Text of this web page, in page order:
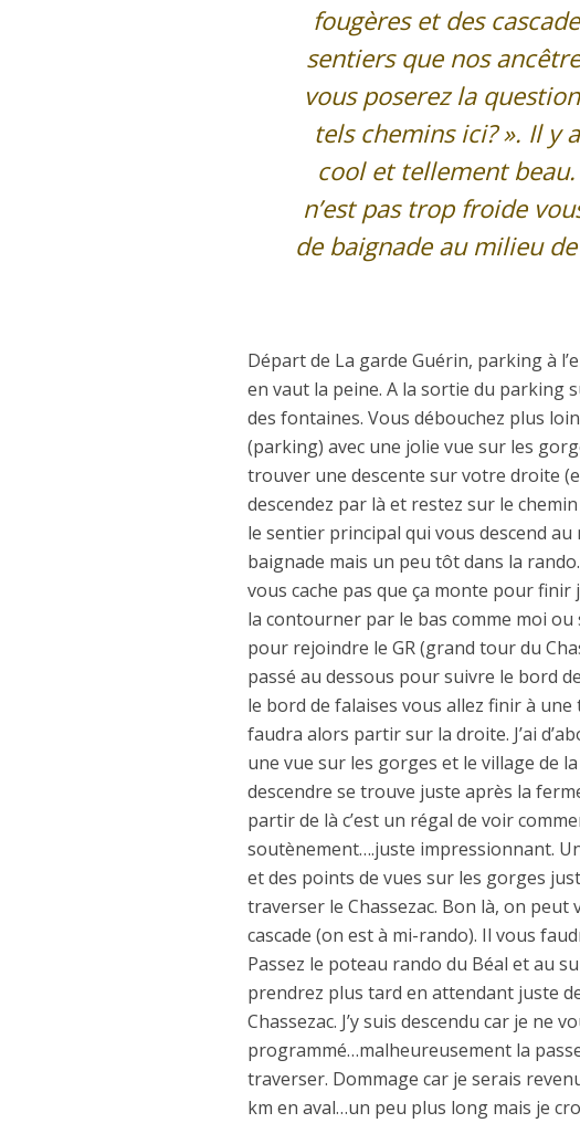
fougères et des
sentiers que nos
vous poserez la
tels chemins ici? ». Il y
cool et tellement
n’est pas trop froide
de baignade au milieu
Départ de La garde Guérin, parking à
en vaut la peine. A la sortie du parking
des fontaines. Vous débouchez plus
(parking) avec une jolie vue sur les
trouver une descente sur votre droite
descendez par là et restez sur le
le sentier principal qui vous descend
baignade mais un peu tôt dans la
vous cache pas que ça monte pour finir
la contourner par le bas comme moi
pour rejoindre le GR (grand tour du
passé au dessous pour suivre le bord
le bord de falaises vous allez finir à
faudra alors partir sur la droite. J’ai
une vue sur les gorges et le village de
descendre se trouve juste après la
partir de là c’est un régal de voir
soutènement….juste impressionnant.
et des points de vues sur les gorges
traverser le Chassezac. Bon là, on
cascade (on est à mi-rando). Il vous
Passez le poteau rando du Béal et au
prendrez plus tard en attendant juste
Chassezac. J’y suis descendu car je ne
programmé…malheureusement la
traverser. Dommage car je serais
km en aval…un peu plus long mais je